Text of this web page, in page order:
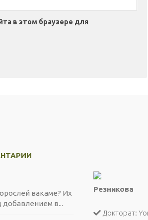
в этом браузере для
вакаме? Их
добавлением в...
Резникова
Докторат: